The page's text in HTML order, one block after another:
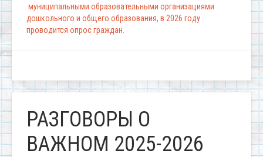
муниципальными образовательными организациями
дошкольного и общего образования, в 2026 году
проводится опрос граждан.
РАЗГОВОРЫ О
ВАЖНОМ 2025-2026